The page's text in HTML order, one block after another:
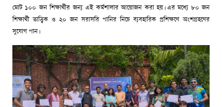
মোট ১০০ জন শিক্ষার্থীর জন্য এই কর্মশালার আয়োজন করা হয়। এর মধ্যে ৮০ জন
শিক্ষার্থী তাত্ত্বিক ও ২০ জন সরাসরি পানির নিচে ব্যবহারিক প্রশিক্ষণে অংশগ্রহণের
সুযোগ পান।